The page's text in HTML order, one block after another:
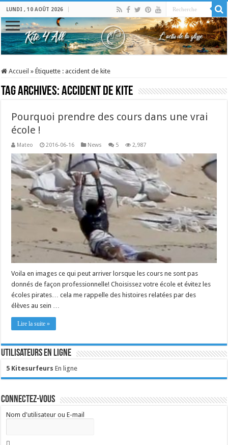
LUNDI , 10 AOÛT 2026
Accueil » Étiquette : accident de kite
Tag Archives:accident de kite
Pourquoi prendre des cours dans une vrai
école !
Mateo 2016-06-16 News 5 2,987
Voila en images ce qui peut arriver lorsque les cours ne sont pas
donnés de façon professionnelle! Choisissez votre école et évitez les
écoles pirates… cela me rappelle des histoires relatées par des
élèves au sein …
Lire la suite »
Utilisateurs en ligne
5 Kitesurfeurs En ligne
Connectez-vous
Nom d'utilisateur ou E-mail